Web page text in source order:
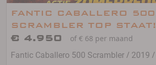
FANTIC CABALLERO 500
SCRAMBLER TOP STAAT!
€ 4.950
of € 68 per maand
Fantic Caballero 500 Scrambler / 2019 /